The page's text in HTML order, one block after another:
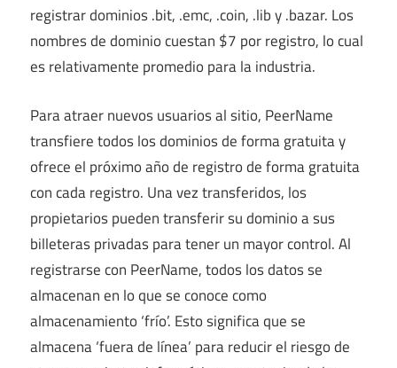
registrar dominios .bit, .emc, .coin, .lib y .bazar. Los
nombres de dominio cuestan $7 por registro, lo cual
es relativamente promedio para la industria.
Para atraer nuevos usuarios al sitio, PeerName
transfiere todos los dominios de forma gratuita y
ofrece el próximo año de registro de forma gratuita
con cada registro. Una vez transferidos, los
propietarios pueden transferir su dominio a sus
billeteras privadas para tener un mayor control. Al
registrarse con PeerName, todos los datos se
almacenan en lo que se conoce como
almacenamiento ‘frío’. Esto significa que se
almacena ‘fuera de línea’ para reducir el riesgo de